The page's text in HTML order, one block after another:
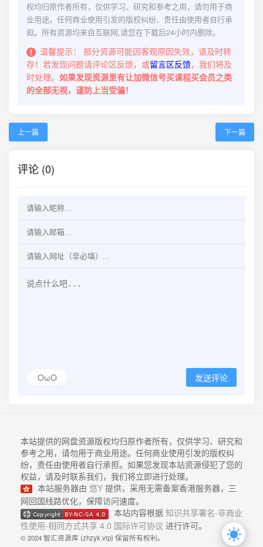
权均归原作者所有，仅供学习、研究和参考之用，请勿用于商
业用途。任何商业使用引发的版权纠纷，责任由使用者自行承
担。所有资源均来自互联网,请您在下载后24小时内删除。
温馨提示：
部分资源可能因客观原因失效，请及时转
存！若发现问题请评论区反馈，或留言区反馈，我们将及
时处理。 如果发现资源里有让加微信号买课程买会员之类
的全部无视，谨防上当受骗！
上一篇 下一篇
评论 (0)
OωO 发送评论
本站提供的网盘资源版权均归原作者所有，仅供学习、研究和
参考之用，请勿用于商业用途。任何商业使用引发的版权纠
纷，责任由使用者自行承担。如果您发现本站资源侵犯了您的
权益，请及时联系我们，我们将立即进行处理。
本站服务器由 悠Y 提供，采用无需备案香港服务器，三
网回国线路优化，保障访问速度。
本站内容根据 知识共享署名-非商业
性使用-相同方式共享 4.0 国际许可协议 进行许可。
© 2024 智汇资源库 (zhzyk.vip) 保留所有权利。